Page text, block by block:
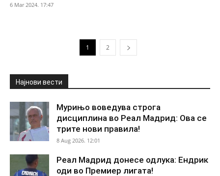
6 Mar 2024. 17:47
1 2
Најнови вести
Мурињо воведува строга
дисциплина во Реал Мадрид: Ова се
трите нови правила!
8 Aug 2026. 12:01
Реал Мадрид донесе одлука: Ендрик
оди во Премиер лигата!